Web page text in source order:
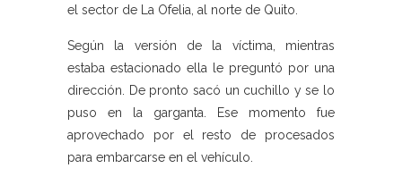
el sector de La Ofelia, al norte de Quito.
Según la versión de la víctima, mientras
estaba estacionado ella le preguntó por una
dirección. De pronto sacó un cuchillo y se lo
puso en la garganta. Ese momento fue
aprovechado por el resto de procesados
para embarcarse en el vehículo.